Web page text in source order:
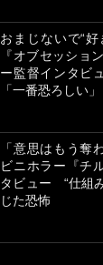
おまじないで“
『オブセッショ
ー監督インタビ
「一番恐ろしい」
「意思はもう
ビニホラー『チ
タビュー “仕組
じた恐怖